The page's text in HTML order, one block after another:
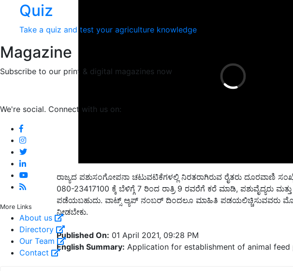
Quiz
Take a quiz and test your agriculture knowledge
Magazine
Subscribe to our print & digital magazines now
We're social. Connect with us on:
More Links
About us
Directory
Our Team
Contact
ರಾಜ್ಯದ ಪಶುಸಂಗೋಪನಾ ಚಟುವಟಿಕೆಗಳಲ್ಲಿ ನಿರತರಾಗಿರುವ ರೈತರು ದೂರವಾಣಿ
080-23417100 ಕ್ಕೆ ಬೆಳಿಗ್ಗೆ 7 ರಿಂದ ರಾತ್ರಿ 9 ರವರೆಗೆ ಕರೆ ಮಾಡಿ, ಪಶುವೈದ್ಯರು
ಪಡೆಯಬಹುದು. ವಾಟ್ಸ್ ಅ್ಯಪ್ ನಂಬರ್ ದಿಂದಲೂ ಮಾಹಿತಿ ಪಡಯಲಿಚ್ಚಿಸುವವರು
ನೀಡಬೇಕು.
Published On:
English Summary:Application for establishment of animal feed